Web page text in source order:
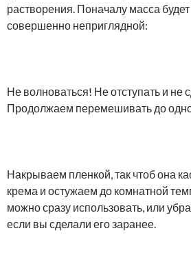
растворения. Поначалу масса
совершенно неприглядной:
Не волноваться! Не отступать и не
Продолжаем перемешивать до
Накрываем пленкой, так чтоб она
крема и остужаем до комнатной
можно сразу использовать, или
если вы сделали его заранее.